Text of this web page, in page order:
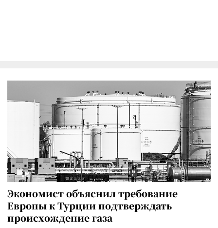
Экономист объяснил требование
Европы к Турции подтверждать
происхождение газа